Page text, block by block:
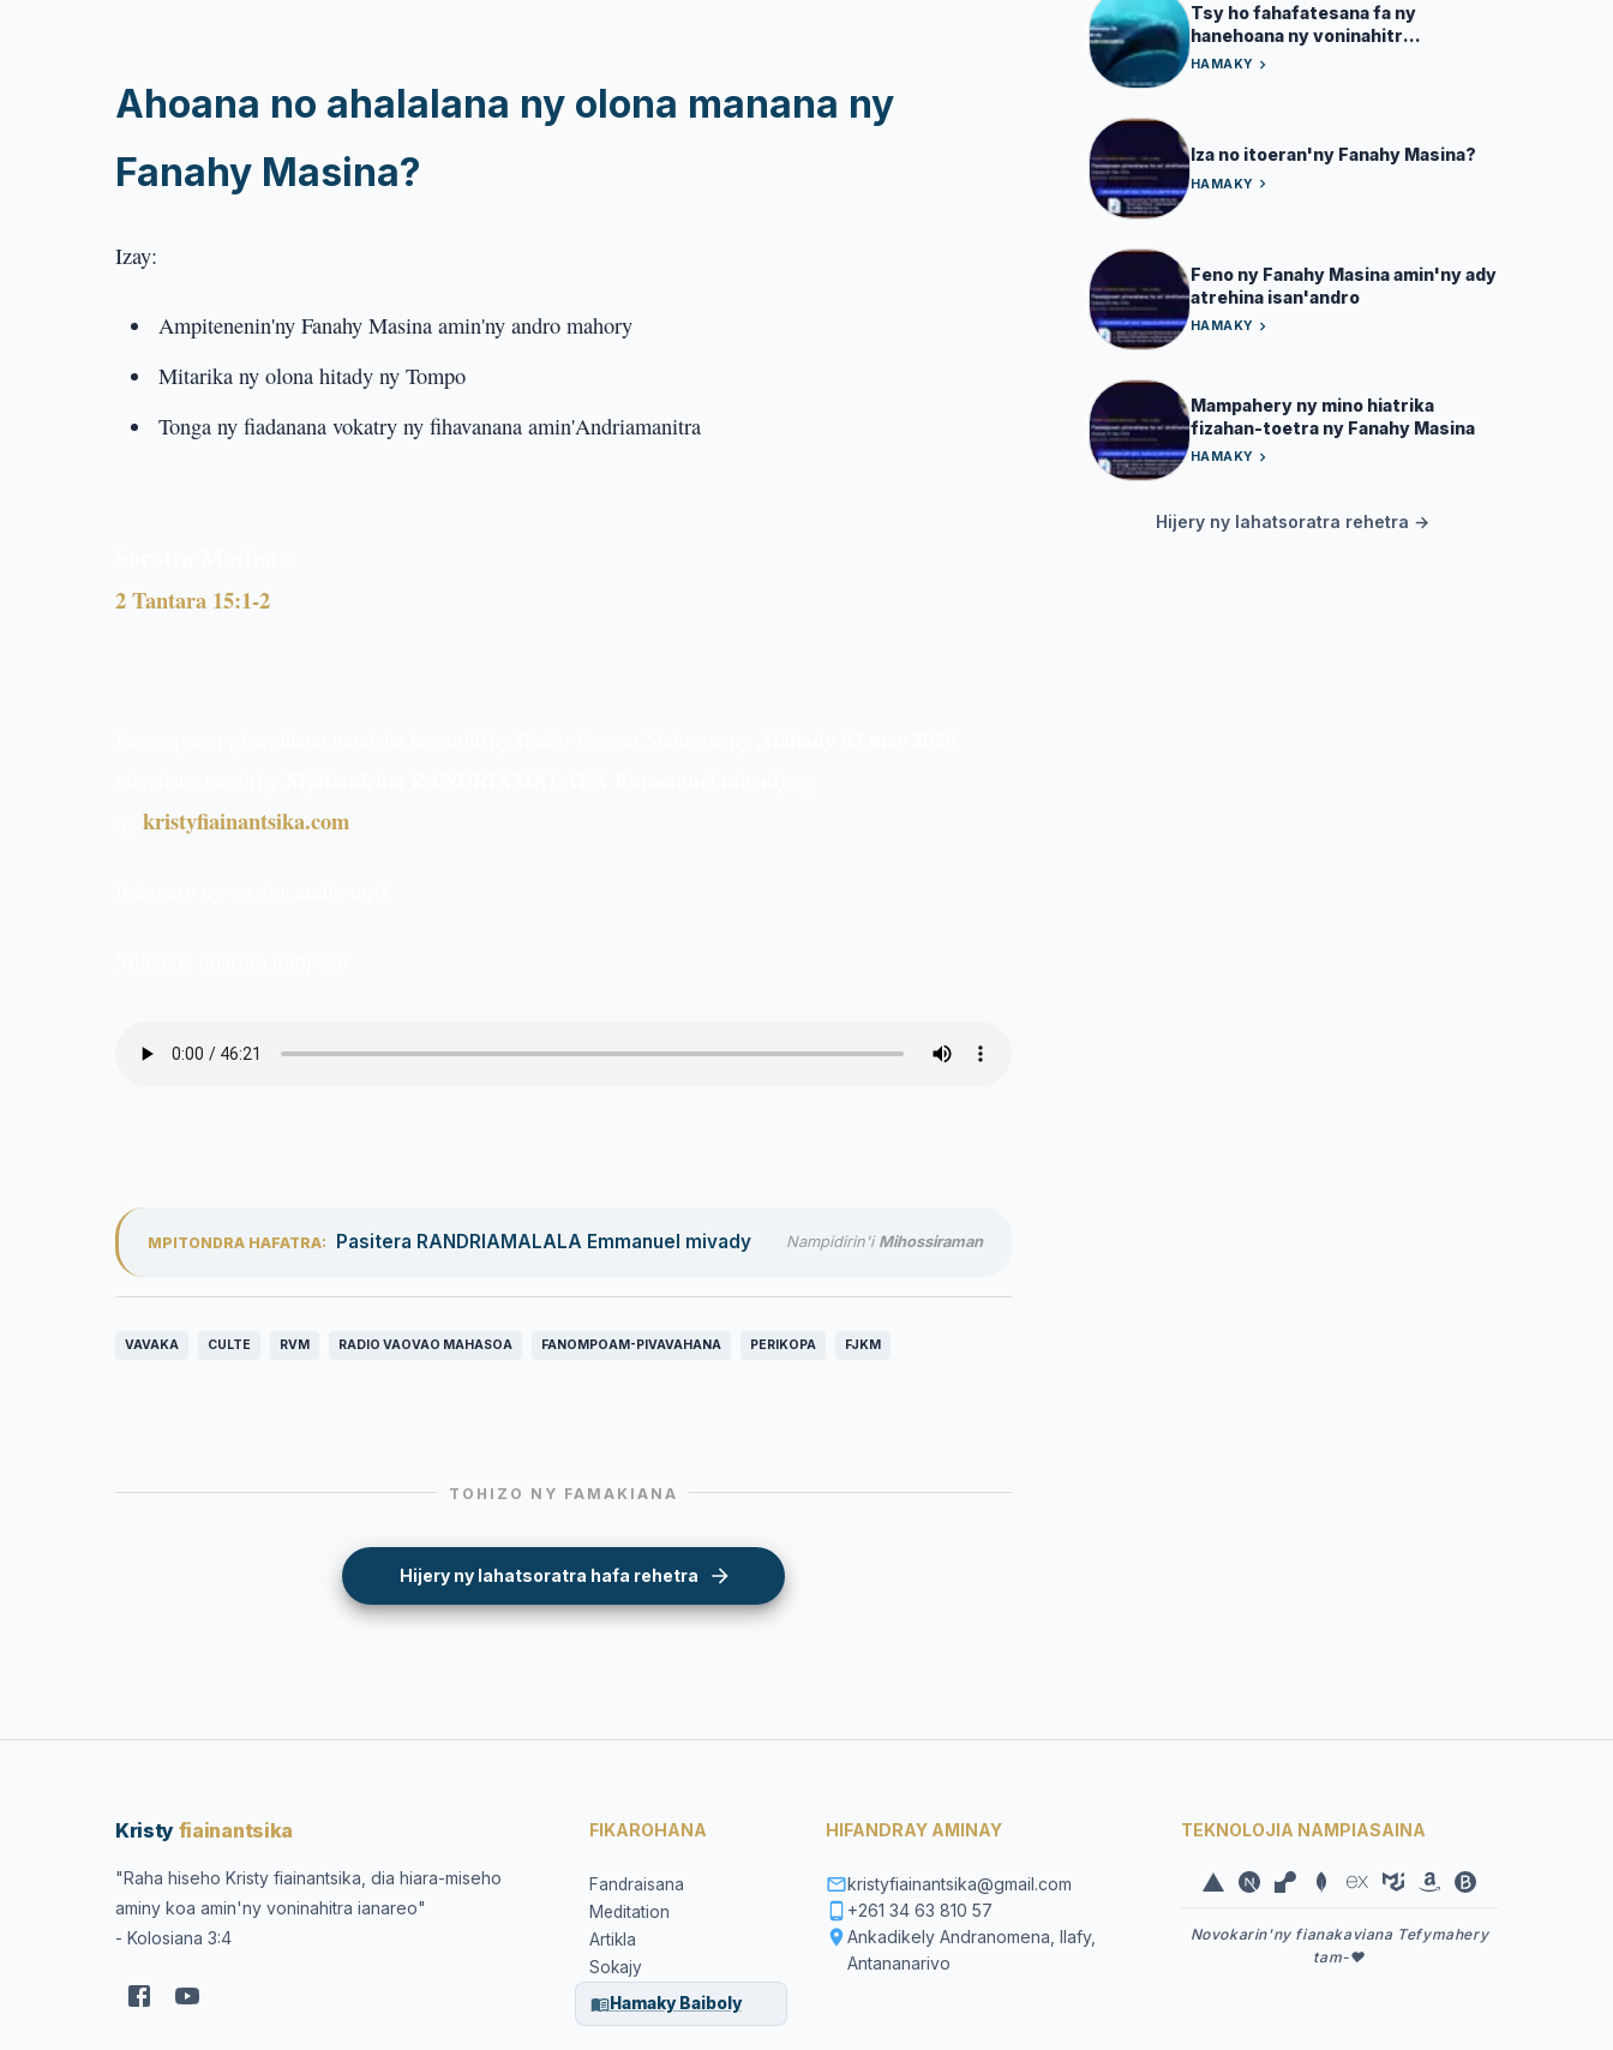
Ahoana no ahalalana ny olona manana ny
Fanahy Masina?
Izay:
Ampitenenin'ny Fanahy Masina amin'ny andro mahory
Mitarika ny olona hitady ny Tompo
Tonga ny fiadanana vokatry ny fihavanana amin'Andriamanitra
2 Tantara 15:1-2
kristyfiainantsika.com
MPITONDRA HAFATRA: Pasitera RANDRIAMALALA Emmanuel mivady Nampidirin'i Mihossiraman
VAVAKA CULTE RVM RADIO VAOVAO MAHASOA FANOMPOAM-PIVAVAHANA PERIKOPA FJKM
TOHIZO NY FAMAKIANA
Hijery ny lahatsoratra hafa rehetra
Tsy ho fahafatesana fa ny
hanehoana ny voninahitr
Andriamanitra
HAMAKY
Iza no itoeran'ny Fanahy Masina?
HAMAKY
Feno ny Fanahy Masina amin'ny ady
atrehina isan'andro
HAMAKY
Mampahery ny mino hiatrika
fizahan-toetra ny Fanahy Masina
HAMAKY
Hijery ny lahatsoratra rehetra →
Kristy fiainantsika
"Raha hiseho Kristy fiainantsika, dia hiara-miseho
aminy koa amin'ny voninahitra ianareo"
- Kolosiana 3:4
FIKAROHANA
Fandraisana
Meditation
Artikla
Sokajy
Hamaky Baiboly
HIFANDRAY AMINAY
kristyfiainantsika@gmail.com
+261 34 63 810 57
Ankadikely Andranomena, Ilafy,
Antananarivo
TEKNOLOJIA NAMPIASAINA
Novokarin'ny fianakaviana Tefymahery
tam-❤️